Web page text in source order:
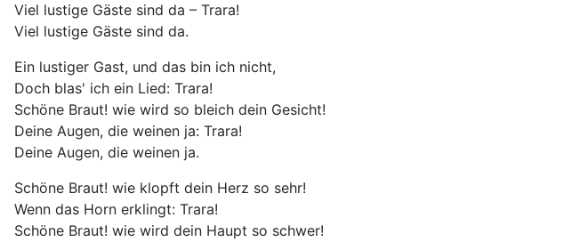
Viel lustige Gäste sind da – Trara!
Viel lustige Gäste sind da.
Ein lustiger Gast, und das bin ich nicht,
Doch blas' ich ein Lied: Trara!
Schöne Braut! wie wird so bleich dein Gesicht!
Deine Augen, die weinen ja: Trara!
Deine Augen, die weinen ja.
Schöne Braut! wie klopft dein Herz so sehr!
Wenn das Horn erklingt: Trara!
Schöne Braut! wie wird dein Haupt so schwer!